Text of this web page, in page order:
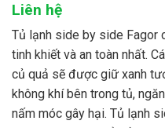
Liên hệ
Tủ lạnh side by side Fagor
tinh khiết và an toàn nhất.
củ quả sẽ được giữ xanh
không khí bên trong tủ,
nấm móc gây hại. Tủ lạnh